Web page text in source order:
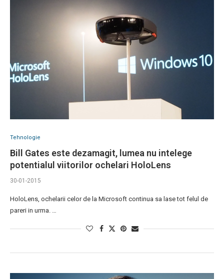
Tehnologie
Bill Gates este dezamagit, lumea nu intelege
potentialul viitorilor ochelari HoloLens
30-01-2015
HoloLens, ochelarii celor de la Microsoft continua sa lase tot felul de
pareri in urma. …